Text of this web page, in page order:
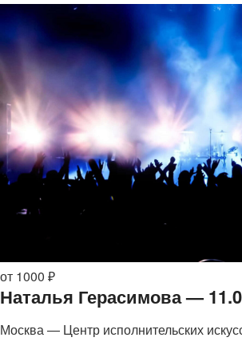
от 1000 ₽
Наталья Герасимова —
Москва — Центр исполнительских